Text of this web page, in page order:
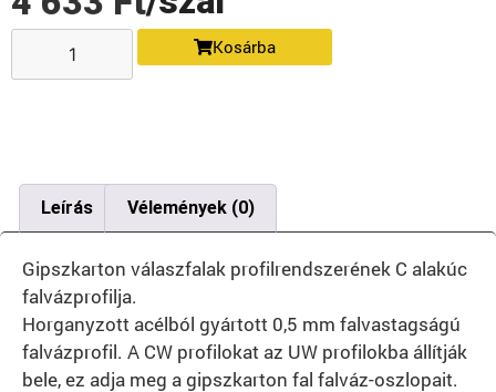
Kosárba
Leírás Vélemények (0)
Gipszkarton válaszfalak profilrendszerének C alakúc
falvázprofilja.
Horganyzott acélból gyártott 0,5 mm falvastagságú
falvázprofil. A CW profilokat az UW profilokba állítják
bele, ez adja meg a gipszkarton fal falváz-oszlopait.